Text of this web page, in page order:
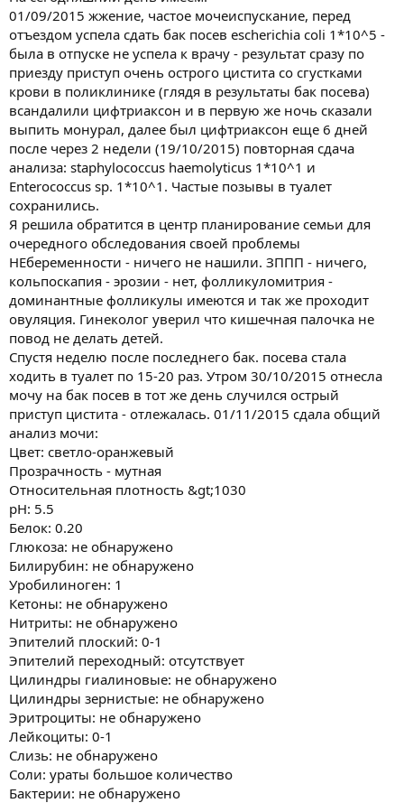
01/09/2015 жжение, частое мочеиспускание, перед
отъездом успела сдать бак посев escherichia coli 1*10^5 -
была в отпуске не успела к врачу - результат сразу по
приезду приступ очень острого цистита со сгустками
крови в поликлинике (глядя в результаты бак посева)
всандалили цифтриаксон и в первую же ночь сказали
выпить монурал, далее был цифтриаксон еще 6 дней
после через 2 недели (19/10/2015) повторная сдача
анализа: staphylococcus haemolyticus 1*10^1 и
Enterococcus sp. 1*10^1. Частые позывы в туалет
сохранились.
Я решила обратится в центр планирование семьи для
очередного обследования своей проблемы
НЕбеременности - ничего не нашили. ЗППП - ничего,
кольпоскапия - эрозии - нет, фолликуломитрия -
доминантные фолликулы имеются и так же проходит
овуляция. Гинеколог уверил что кишечная палочка не
повод не делать детей.
Спустя неделю после последнего бак. посева стала
ходить в туалет по 15-20 раз. Утром 30/10/2015 отнесла
мочу на бак посев в тот же день случился острый
приступ цистита - отлежалась. 01/11/2015 сдала общий
анализ мочи:
Цвет: светло-оранжевый
Прозрачность - мутная
Относительная плотность &gt;1030
pH: 5.5
Белок: 0.20
Глюкоза: не обнаружено
Билирубин: не обнаружено
Уробилиноген: 1
Кетоны: не обнаружено
Нитриты: не обнаружено
Эпителий плоский: 0-1
Эпителий переходный: отсутствует
Цилиндры гиалиновые: не обнаружено
Цилиндры зернистые: не обнаружено
Эритроциты: не обнаружено
Лейкоциты: 0-1
Слизь: не обнаружено
Соли: ураты большое количество
Бактерии: не обнаружено